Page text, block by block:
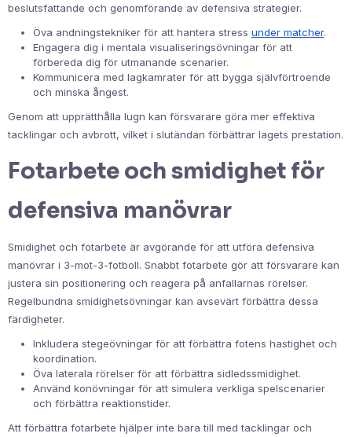
beslutsfattande och genomförande av defensiva strategier.
Öva andningstekniker för att hantera stress under matcher.
Engagera dig i mentala visualiseringsövningar för att
förbereda dig för utmanande scenarier.
Kommunicera med lagkamrater för att bygga självförtroende
och minska ångest.
Genom att upprätthålla lugn kan försvarare göra mer effektiva
tacklingar och avbrott, vilket i slutändan förbättrar lagets prestation.
Fotarbete och smidighet för
defensiva manövrar
Smidighet och fotarbete är avgörande för att utföra defensiva
manövrar i 3-mot-3-fotboll. Snabbt fotarbete gör att försvarare kan
justera sin positionering och reagera på anfallarnas rörelser.
Regelbundna smidighetsövningar kan avsevärt förbättra dessa
färdigheter.
Inkludera stegeövningar för att förbättra fotens hastighet och
koordination.
Öva laterala rörelser för att förbättra sidledssmidighet.
Använd konövningar för att simulera verkliga spelscenarier
och förbättra reaktionstider.
Att förbättra fotarbete hjälper inte bara till med tacklingar och